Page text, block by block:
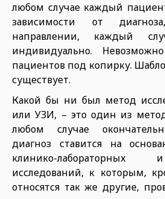
любом случае каждый
зависимости от
направлении, каждый
индивидуально.
пациентов под копирку.
существует.
Какой бы ни был метод
или УЗИ, – это один из
любом случае
диагноз ставится на
клинико-лабораторных
исследований, к которым,
относятся так же другие,